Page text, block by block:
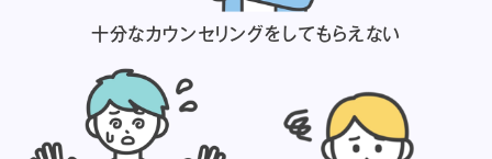
十分なカウンセリングをしてもらえない